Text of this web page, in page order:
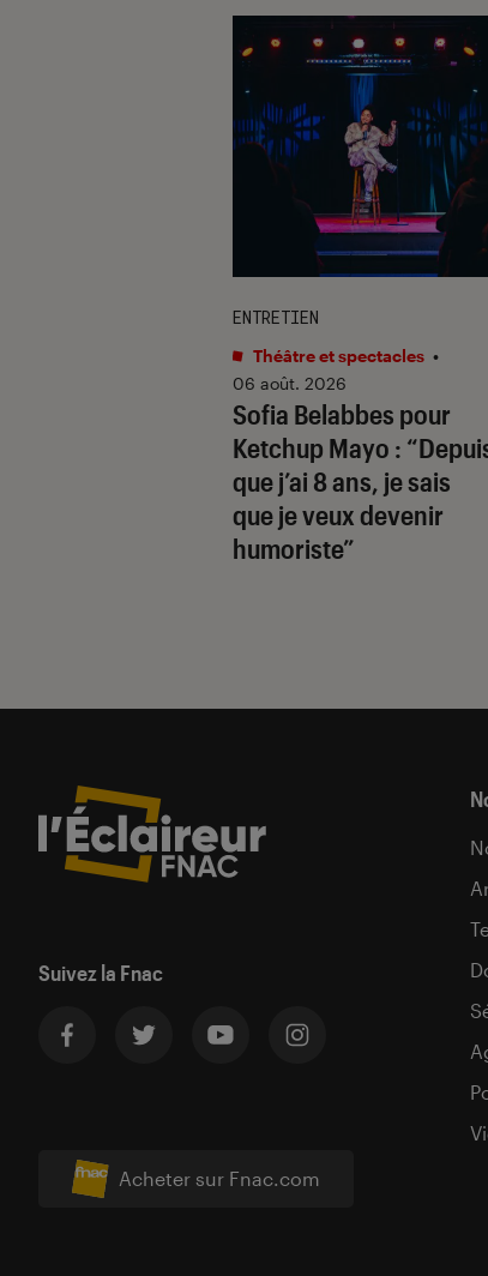
Sofia Belabbes pour
Ketchup Mayo :
que j’ai 8 ans, je sais
que je veux devenir
humoriste”
ENTRETIEN
Théâtre et spectacles •
06 août. 2026
Suivez la Fnac
Acheter sur Fnac.com